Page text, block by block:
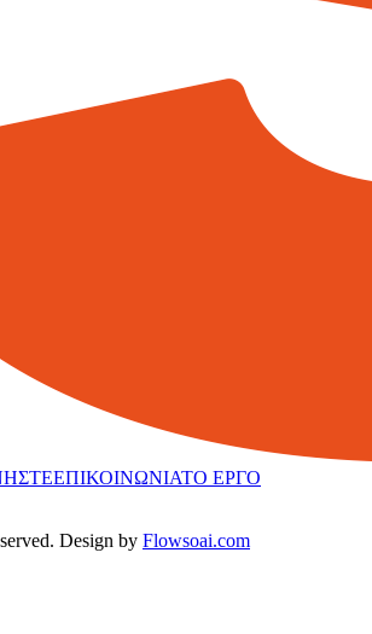
ΕΠΙΚΟΙΝΩΝΙΑΤΟ ΕΡΓΟ
Design by Flowsoai.com